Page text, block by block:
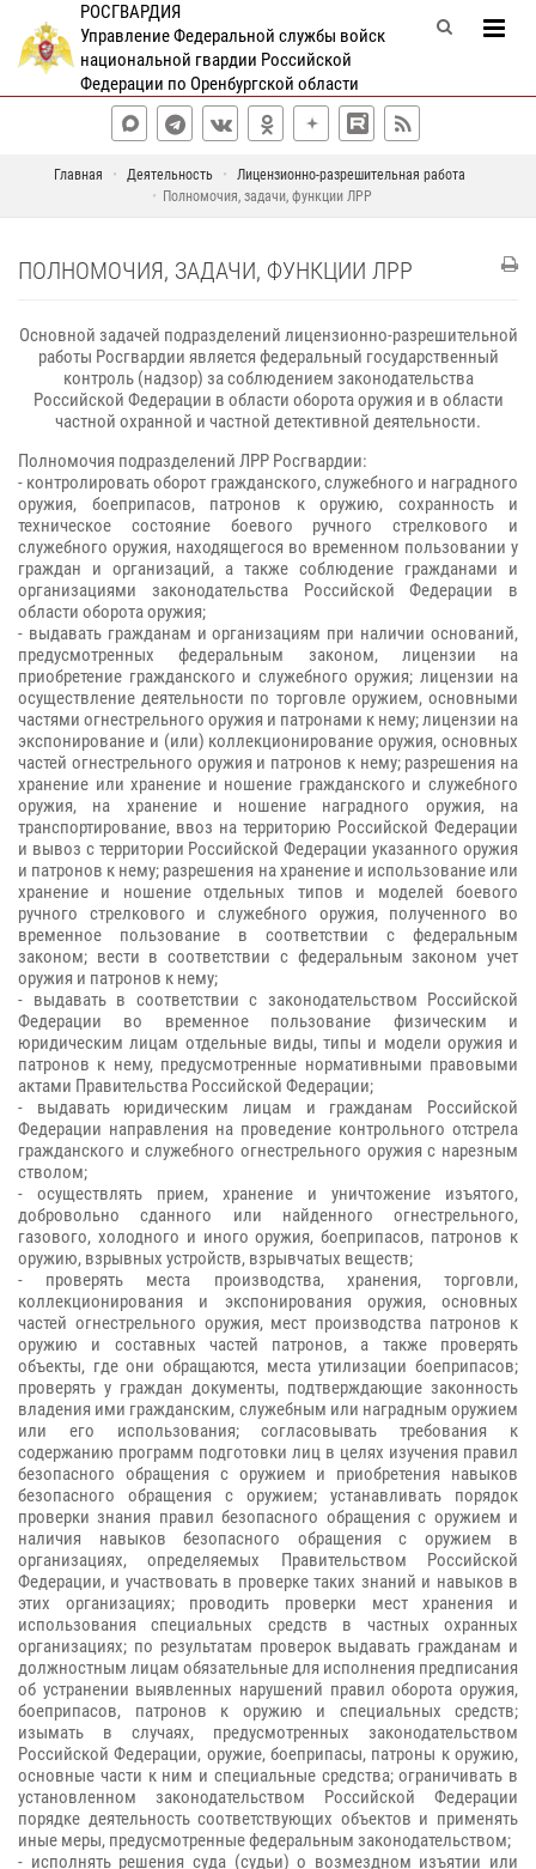
РОСГВАРДИЯ
Управление Федеральной службы войск
национальной гвардии Российской
Федерации по Оренбургской области
Главная Деятельность
Лицензионно-разрешительная работа
Полномочия, задачи, функции ЛРР
ПОЛНОМОЧИЯ, ЗАДАЧИ, ФУНКЦИИ ЛРР
Основной задачей подразделений лицензионно-разрешительной
работы Росгвардии является федеральный государственный
контроль (надзор) за соблюдением законодательства
Российской Федерации в области оборота оружия и в области
частной охранной и частной детективной деятельности.
Полномочия подразделений ЛРР Росгвардии:
- контролировать оборот гражданского, служебного и наградного
оружия, боеприпасов, патронов к оружию, сохранность и
техническое состояние боевого ручного стрелкового и
служебного оружия, находящегося во временном пользовании у
граждан и организаций, а также соблюдение гражданами и
организациями законодательства Российской Федерации в
области оборота оружия;
- выдавать гражданам и организациям при наличии оснований,
предусмотренных федеральным законом, лицензии на
приобретение гражданского и служебного оружия; лицензии на
осуществление деятельности по торговле оружием, основными
частями огнестрельного оружия и патронами к нему; лицензии на
экспонирование и (или) коллекционирование оружия, основных
частей огнестрельного оружия и патронов к нему; разрешения на
хранение или хранение и ношение гражданского и служебного
оружия, на хранение и ношение наградного оружия, на
транспортирование, ввоз на территорию Российской Федерации
и вывоз с территории Российской Федерации указанного оружия
и патронов к нему; разрешения на хранение и использование или
хранение и ношение отдельных типов и моделей боевого
ручного стрелкового и служебного оружия, полученного во
временное пользование в соответствии с федеральным
законом; вести в соответствии с федеральным законом учет
оружия и патронов к нему;
- выдавать в соответствии с законодательством Российской
Федерации во временное пользование физическим и
юридическим лицам отдельные виды, типы и модели оружия и
патронов к нему, предусмотренные нормативными правовыми
актами Правительства Российской Федерации;
- выдавать юридическим лицам и гражданам Российской
Федерации направления на проведение контрольного отстрела
гражданского и служебного огнестрельного оружия с нарезным
стволом;
- осуществлять прием, хранение и уничтожение изъятого,
добровольно сданного или найденного огнестрельного,
газового, холодного и иного оружия, боеприпасов, патронов к
оружию, взрывных устройств, взрывчатых веществ;
- проверять места производства, хранения, торговли,
коллекционирования и экспонирования оружия, основных
частей огнестрельного оружия, мест производства патронов к
оружию и составных частей патронов, а также проверять
объекты, где они обращаются, места утилизации боеприпасов;
проверять у граждан документы, подтверждающие законность
владения ими гражданским, служебным или наградным оружием
или его использования; согласовывать требования к
содержанию программ подготовки лиц в целях изучения правил
безопасного обращения с оружием и приобретения навыков
безопасного обращения с оружием; устанавливать порядок
проверки знания правил безопасного обращения с оружием и
наличия навыков безопасного обращения с оружием в
организациях, определяемых Правительством Российской
Федерации, и участвовать в проверке таких знаний и навыков в
этих организациях; проводить проверки мест хранения и
использования специальных средств в частных охранных
организациях; по результатам проверок выдавать гражданам и
должностным лицам обязательные для исполнения предписания
об устранении выявленных нарушений правил оборота оружия,
боеприпасов, патронов к оружию и специальных средств;
изымать в случаях, предусмотренных законодательством
Российской Федерации, оружие, боеприпасы, патроны к оружию,
основные части к ним и специальные средства; ограничивать в
установленном законодательством Российской Федерации
порядке деятельность соответствующих объектов и применять
иные меры, предусмотренные федеральным законодательством;
- исполнять решения суда (судьи) о возмездном изъятии или